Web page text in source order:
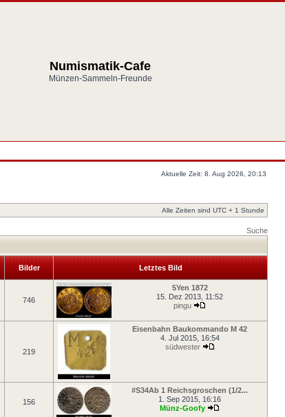
Numismatik-Cafe
Münzen-Sammeln-Freunde
Aktuelle Zeit: 8. Aug 2026, 20:13
Alle Zeiten sind UTC + 1 Stunde
Suche
Bilder Letztes Bild
746
5Yen 1872
15. Dez 2013, 11:52
pingu
219
Eisenbahn Baukommando M 42
4. Jul 2015, 16:54
südwester
156
#S34Ab 1 Reichsgroschen (1/2...
1. Sep 2015, 16:16
Münz-Goofy